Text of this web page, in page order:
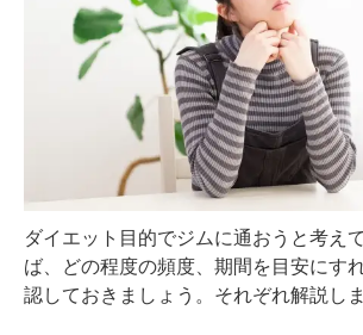
ダイエット目的でジムに通おうと考え
ば、どの程度の頻度、期間を目安にす
認しておきましょう。それぞれ解説しま